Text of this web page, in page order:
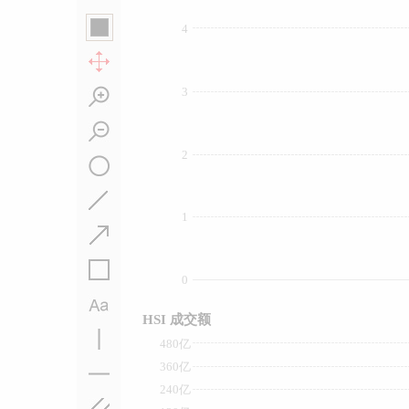
0
1
2
3
4
240亿
360亿
480亿
HSI 成交额